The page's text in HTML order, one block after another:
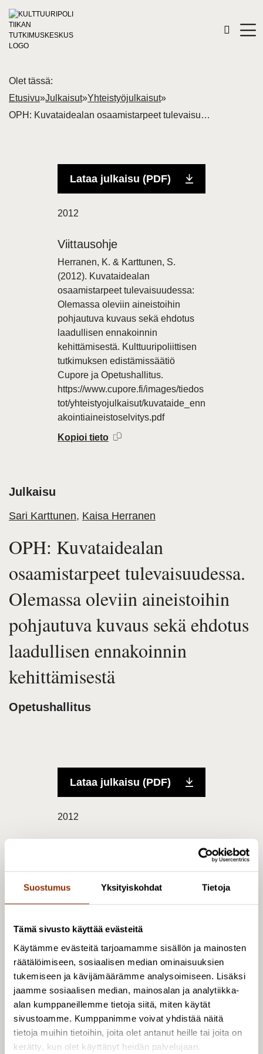
Suostumus Yksityiskohdat Tietoja
Tämä sivusto käyttää evästeitä
Käytämme evästeitä tarjoamamme sisällön ja mainosten
räätälöimiseen, sosiaalisen median ominaisuuksien
tukemiseen ja kävijämäärämme analysoimiseen. Lisäksi
jaamme sosiaalisen median, mainosalan ja analytiikka-
alan kumppaneillemme tietoja siitä, miten käytät
sivustoamme. Kumppanimme voivat yhdistää näitä
tietoja muihin tietoihin, joita olet antanut heille tai joita on
kerätty, kun olet käyttänyt heidän palvelujaan.
Olet tässä:
Etusivu»Julkaisut»Yhteistyöjulkaisut»
OPH: Kuvataidealan osaamistarpeet tulevaisuudessa. Olemassa oleviin aineistoihin pohjautuva kuvaus sekä ehdotus laadullisen ennakoinnin kehittämisestä
Lataa julkaisu (PDF)
2012
Viittausohje
Herranen, K. & Karttunen, S.
(2012). Kuvataidealan
osaamistarpeet tulevaisuudessa:
Olemassa oleviin aineistoihin
pohjautuva kuvaus sekä ehdotus
laadullisen ennakoinnin
kehittämisestä. Kulttuuripoliittisen
tutkimuksen edistämissäätiö
Cupore ja Opetushallitus.
https://www.cupore.fi/images/tiedos
tot/yhteistyojulkaisut/kuvataide_enn
akointiaineistoselvitys.pdf
Kopioi tieto
Julkaisu
Sari Karttunen, Kaisa Herranen
OPH: Kuvataidealan
osaamistarpeet tulevaisuudessa.
Olemassa oleviin aineistoihin
pohjautuva kuvaus sekä ehdotus
laadullisen ennakoinnin
kehittämisestä
Opetushallitus
Lataa julkaisu (PDF)
2012
osaamistarpeet tulevaisuudessa:
Olemassa oleviin aineistoihin
laadullisen ennakoinnin
kehittämisestä. Kulttuuripoliittisen
tutkimuksen edistämissäätiö
Cupore ja Opetushallitus.
https://www.cupore.fi/images/tiedos
tot/yhteistyojulkaisut/kuvataide_enn
akointiaineistoselvitys.pdf
Kopioi tieto